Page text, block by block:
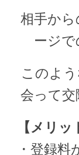
相手か
ージで
このよ
会って交
【メリッ
・登録